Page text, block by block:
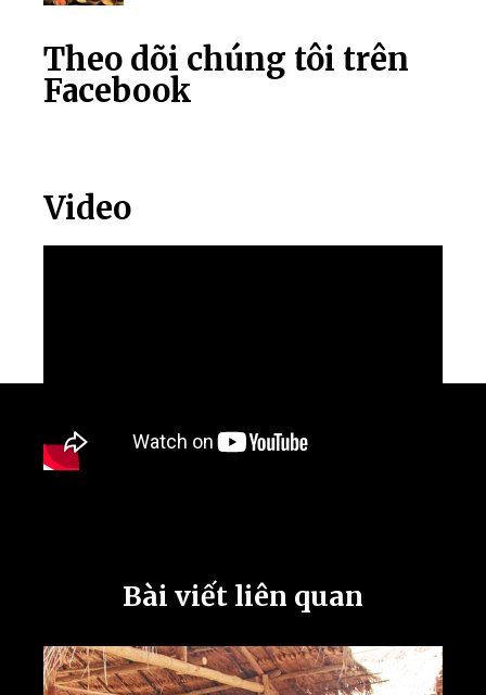
Theo dõi chúng tôi trên
Facebook
Video
Bài viết liên quan